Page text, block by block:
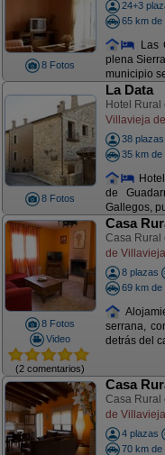
8 Fotos
24+3
65 km de
Las
plena
municipio
8 Fotos
La Data
Hotel Rural
Villavieja
38 plazas
35 km de
de
Gallegos,
8 Fotos
Video
(2 comentarios)
Casa
Casa Rural
de
8 plazas
69 km de
serrana,
detrás del
Casa
Casa Rural
de
4 plazas
70 km de